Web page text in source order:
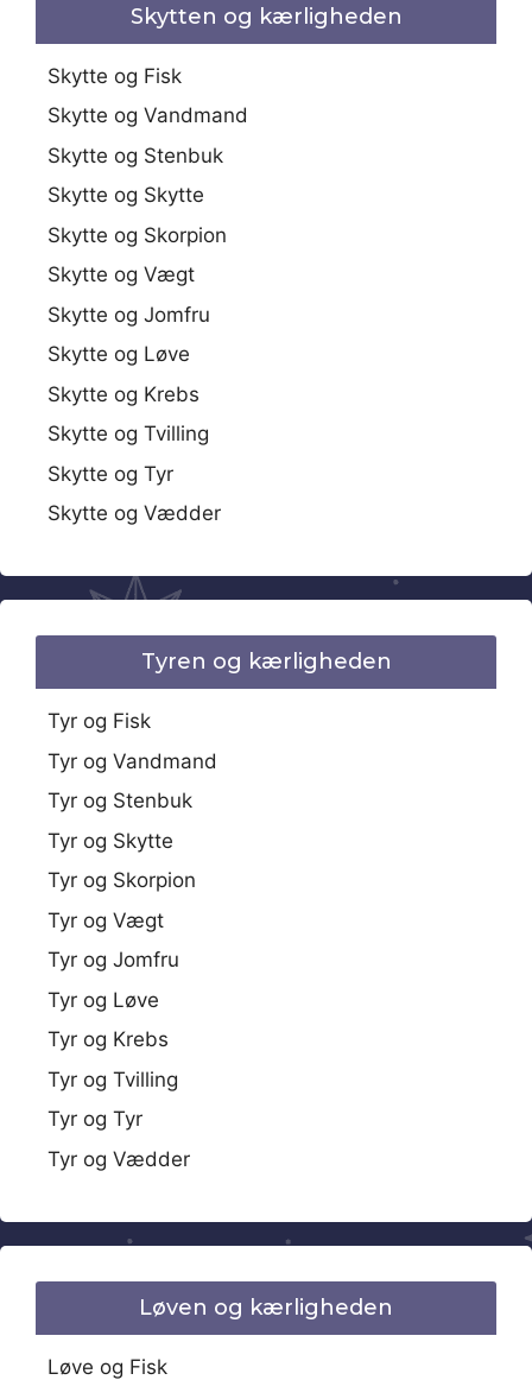
Skytten og kærligheden
Skytte og Fisk
Skytte og Vandmand
Skytte og Stenbuk
Skytte og Skytte
Skytte og Skorpion
Skytte og Vægt
Skytte og Jomfru
Skytte og Løve
Skytte og Krebs
Skytte og Tvilling
Skytte og Tyr
Skytte og Vædder
Tyren og kærligheden
Tyr og Fisk
Tyr og Vandmand
Tyr og Stenbuk
Tyr og Skytte
Tyr og Skorpion
Tyr og Vægt
Tyr og Jomfru
Tyr og Løve
Tyr og Krebs
Tyr og Tvilling
Tyr og Tyr
Tyr og Vædder
Løven og kærligheden
Løve og Fisk